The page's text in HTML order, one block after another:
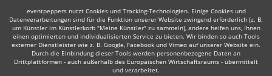
eventpeppers nutzt Cookies und Tracking-Technologien. Einige Cookies und
Datenverarbeitungen sind für die Funktion unserer Website zwingend erforderlich (z. B.
um Künstler im Künstlerkorb "Meine Künstler" zu sammeln), andere helfen uns, Ihnen
einen optimierten und individualisierten Service zu bieten. Wir binden so auch Tools
externer Dienstleister wie z. B. Google, Facebook und Vimeo auf unserer Website ein.
Durch die Einbindung dieser Tools werden personenbezogene Daten an
Drittplattformen - auch außerhalb des Europäischen Wirtschaftsraums - übermittelt
und verarbeitet.